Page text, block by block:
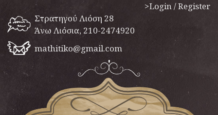
>Login / Register
Στρατηγού Λιόση 28
Άνω Λιόσια, 210-2474920
mathitiko@gmail.com